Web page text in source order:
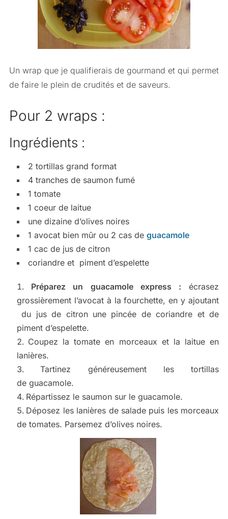
Un wrap que je qualifierais de gourmand et qui permet
de faire le plein de crudités et de saveurs.
Pour 2 wraps :
Ingrédients :
2 tortillas grand format
4 tranches de saumon fumé
1 tomate
1 coeur de laitue
une dizaine d’olives noires
1 avocat bien mûr ou 2 cas de guacamole
1 cac de jus de citron
coriandre et piment d’espelette
Préparez un guacamole express : écrasez
grossièrement l’avocat à la fourchette, en y ajoutant
du jus de citron une pincée de coriandre et de
piment d’espelette.
Coupez la tomate en morceaux et la laitue en
lanières.
Tartinez généreusement les tortillas
de guacamole.
Répartissez le saumon sur le guacamole.
Déposez les lanières de salade puis les morceaux
de tomates. Parsemez d’olives noires.